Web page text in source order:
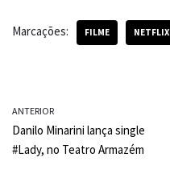
e
o
Marcações: FILME NETFLIX
ANTERIOR
Danilo Minarini lança single
#Lady, no Teatro Armazém